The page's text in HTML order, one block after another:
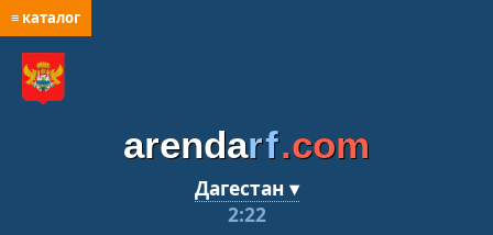
≡ каталог
arendarf.com
Дагестан ▾
2:22